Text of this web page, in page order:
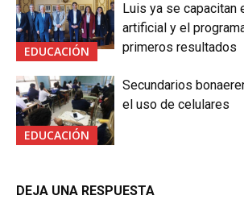
EDUCACIÓN
Luis ya se capacitan
artificial y el
primeros resultados
EDUCACIÓN
Secundarios
el uso de celulares
DEJA UNA RESPUESTA